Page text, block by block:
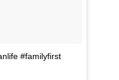
#familyfirst